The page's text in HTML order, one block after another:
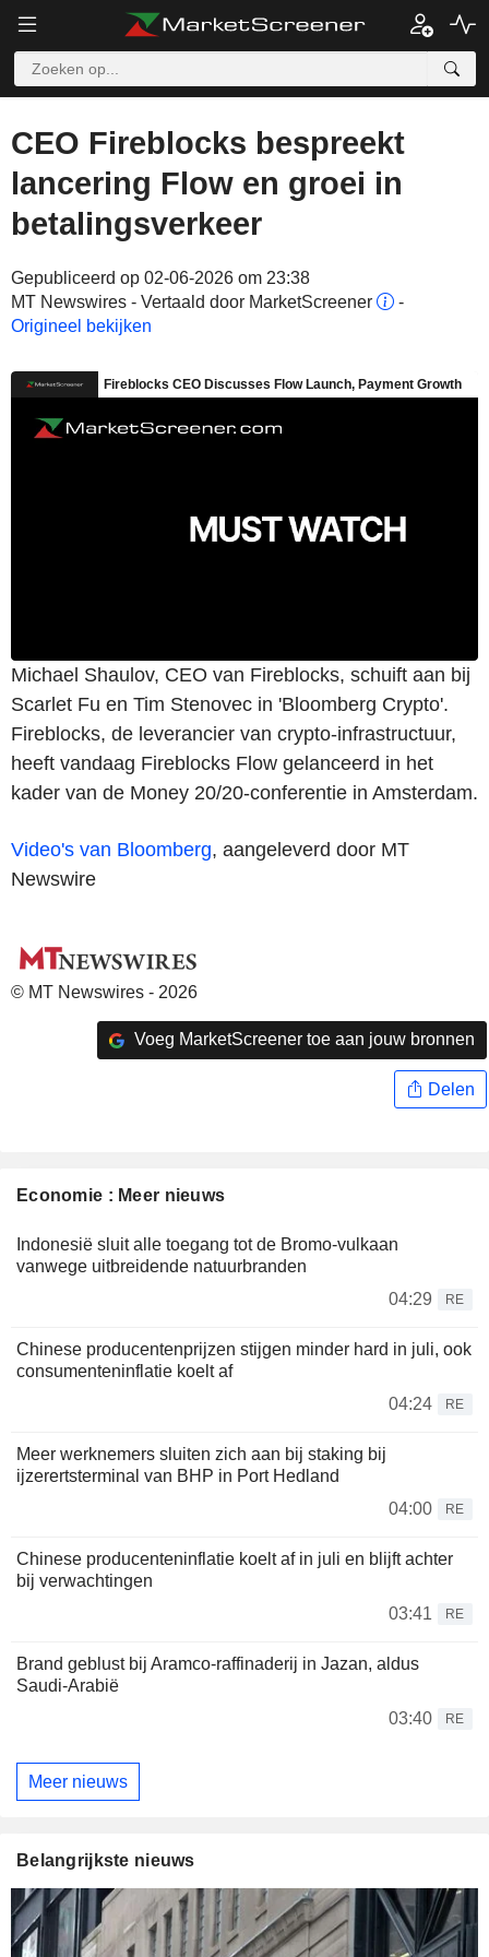
CEO Fireblocks bespreekt
lancering Flow en groei in
betalingsverkeer
Gepubliceerd op 02-06-2026 om 23:38
MT Newswires - Vertaald door MarketScreener
-
Origineel bekijken
Michael Shaulov, CEO van Fireblocks, schuift aan bij
Scarlet Fu en Tim Stenovec in 'Bloomberg Crypto'.
Fireblocks, de leverancier van crypto-infrastructuur,
heeft vandaag Fireblocks Flow gelanceerd in het
kader van de Money 20/20-conferentie in Amsterdam.
Video's van Bloomberg, aangeleverd door MT
Newswire
© MT Newswires - 2026
Voeg MarketScreener toe aan jouw bronnen
Delen
Economie : Meer nieuws
Indonesië sluit alle toegang tot de Bromo-vulkaan
vanwege uitbreidende natuurbranden
04:29
RE
Chinese producentenprijzen stijgen minder hard in juli, ook
consumenteninflatie koelt af
04:24
RE
Meer werknemers sluiten zich aan bij staking bij
ijzerertsterminal van BHP in Port Hedland
04:00
RE
Chinese producenteninflatie koelt af in juli en blijft achter
bij verwachtingen
03:41
RE
Brand geblust bij Aramco-raffinaderij in Jazan, aldus
Saudi-Arabië
03:40
RE
Meer nieuws
Belangrijkste nieuws